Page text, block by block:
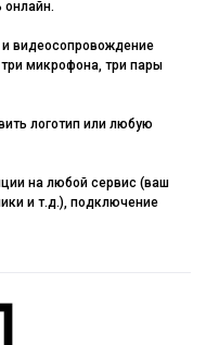
онлайн.
и видеосопровождение
микрофона, три пары
логотип или любую
на любой сервис (ваш
и т.д.), подключение